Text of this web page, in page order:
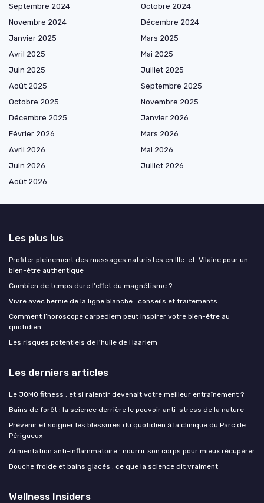
Septembre 2024
Octobre 2024
Novembre 2024
Décembre 2024
Janvier 2025
Mars 2025
Avril 2025
Mai 2025
Juin 2025
Juillet 2025
Août 2025
Septembre 2025
Octobre 2025
Novembre 2025
Décembre 2025
Janvier 2026
Février 2026
Mars 2026
Avril 2026
Mai 2026
Juin 2026
Juillet 2026
Août 2026
Les plus lus
Profiter pleinement des massages naturistes en Ille-et-Vilaine pour un
bien-être authentique
Combien de temps dure l'effet du magnétisme ?
Vivre avec hernie de la ligne blanche : conseils et traitements
Comment l’horoscope carpediem peut inspirer votre bien-être au
quotidien
Les risques potentiels de l'huile de Haarlem
Les derniers articles
Le JOMO fitness : et si ralentir devenait votre meilleur entraînement ?
Bains de forêt : la science derrière le pouvoir anti-stress de la nature
Prévenir et soigner les blessures du quotidien à la clinique du Parc de
Périgueux
Alimentation anti-inflammatoire : nourrir son corps pour mieux récupérer
Douche froide et bains glacés : ce que la science dit vraiment
Wellness Insiders